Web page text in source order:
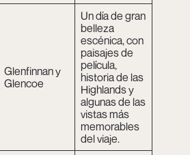
Glenfinnan y
Glencoe
Un día de gran
belleza
escénica, con
paisajes de
película,
historia de las
Highlands y
algunas de las
vistas más
memorables
del viaje.